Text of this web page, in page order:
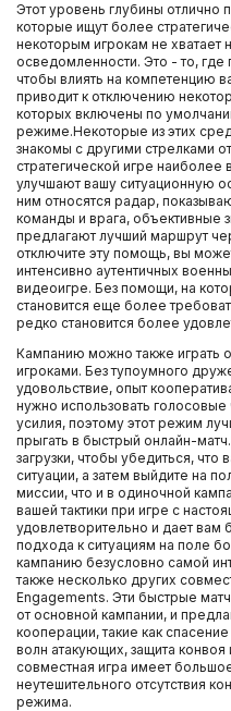
Этот уровень глубины отлично
которые ищут более
некоторым игрокам не хватает
осведомленности. Это - то,
чтобы влиять на компетенцию
приводит к отключению
которых включены по
режиме.Некоторые из этих
знакомы с другими стрелками
стратегической игре
улучшают вашу ситуационную
ним относятся радар,
команды и врага, объективные
предлагают лучший маршрут
отключите эту помощь, вы
интенсивно аутентичных
видеоигре. Без помощи, на
становится еще более
редко становится более
Кампанию можно также играть
игроками. Без тупоумного
удовольствие, опыт
нужно использовать
усилия, поэтому этот режим
прыгать в быстрый онлайн-
загрузки, чтобы убедиться,
ситуации, а затем выйдите на
миссии, что и в одиночной
вашей тактики при игре с
удовлетворительно и дает
подхода к ситуациям на поле
кампанию безусловно самой
также несколько других
Engagements. Эти быстрые
от основной кампании, и
кооперации, такие как
волн атакующих, защита конвоя
совместная игра имеет
неутешительного отсутствия
режима.